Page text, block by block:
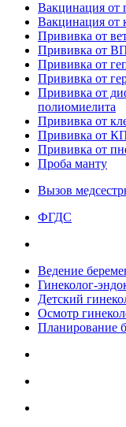
Вакцинация от
Вакцинация от
Прививка от
Прививка от
Прививка от
Прививка от
Прививка от
полиомиелита
Прививка от
Прививка от
Прививка от
Проба манту
Вызов
ФГДС
Ведение
Гинеколог-
Детский
Осмотр
Планирование